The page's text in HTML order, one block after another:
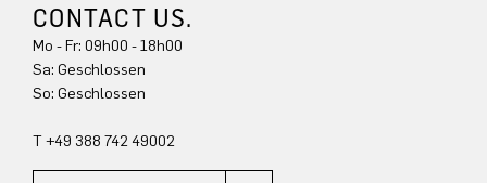
CONTACT US.
Mo - Fr: 09h00 - 18h00
Sa: Geschlossen
So: Geschlossen
T +49 388 742 49002